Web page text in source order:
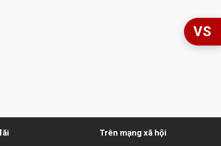
Trên mạng xã hội
VS